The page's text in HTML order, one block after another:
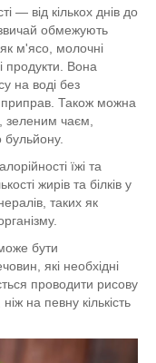
— від кількох днів до
обмежують
м'ясо, молочні
продукти. Вона
на воді без
приправ. Також можна
зеленим чаєм,
бульйону.
їжі та
жирів та білків у
таких як
бути
які необхідні
проводити рисову
на певну кількість